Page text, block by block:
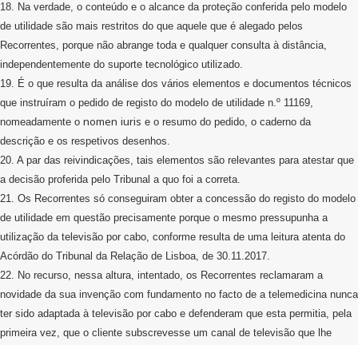
18. Na verdade, o conteúdo e o alcance da proteção conferida pelo modelo
de utilidade são mais restritos do que aquele que é alegado pelos
Recorrentes, porque não abrange toda e qualquer consulta à distância,
independentemente do suporte tecnológico utilizado.
19. É o que resulta da análise dos vários elementos e documentos técnicos
que instruíram o pedido de registo do modelo de utilidade n.º 11169,
nomeadamente o nomen iuris e o resumo do pedido, o caderno da
descrição e os respetivos desenhos.
20. A par das reivindicações, tais elementos são relevantes para atestar que
a decisão proferida pelo Tribunal a quo foi a correta.
21. Os Recorrentes só conseguiram obter a concessão do registo do modelo
de utilidade em questão precisamente porque o mesmo pressupunha a
utilização da televisão por cabo, conforme resulta de uma leitura atenta do
Acórdão do Tribunal da Relação de Lisboa, de 30.11.2017.
22. No recurso, nessa altura, intentado, os Recorrentes reclamaram a
novidade da sua invenção com fundamento no facto de a telemedicina nunca
ter sido adaptada à televisão por cabo e defenderam que esta permitia, pela
primeira vez, que o cliente subscrevesse um canal de televisão que lhe